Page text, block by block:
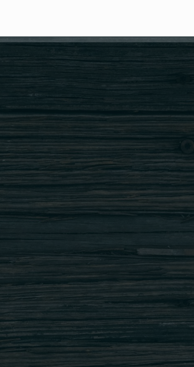
nostru
ONLINE MENIUL NOSTRU
POLITICA DE CONFIDENTIALITATE